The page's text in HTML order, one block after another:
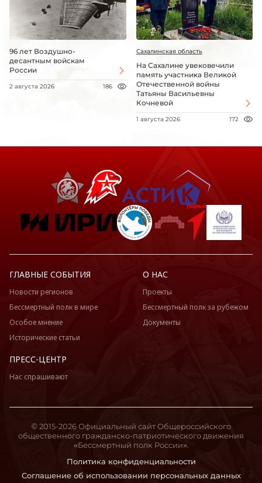
96 лет Воздушно-
десантным войскам
России
2 августа 2026 186
Сахалинская область
На Сахалине увековечили
память участника Великой
Отечественной войны
Татьяны Васильевны
Кочневой
1 августа 2026 172
ГЛАВНЫЕ СОБЫТИЯ
Новости регионов
Бессмертный полк в мире
Особое мнение
Исторические статьи
О НАС
Проекты
Бессмертный полк за рубежом
Документы
ПРЕСС-ЦЕНТР
Нас спрашивают
Политика конфиденциальности
Соглашение об использовании персональных данных
© 2015-2026 Официальный сайт Общероссийского
общественного гражданско-патриотического движения
«Бессмертный полк России».